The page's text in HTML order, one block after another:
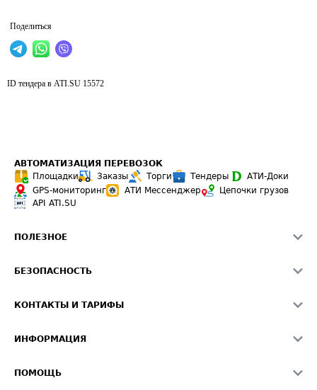
Поделиться
ID тендера в ATI.SU 15572
АВТОМАТИЗАЦИЯ ПЕРЕВОЗОК
Площадки
Заказы Торги Тендеры
АТИ-Доки
GPS-мониторинг
АТИ Мессенджер
Цепочки грузов
API ATI.SU
ПОЛЕЗНОЕ
Звезды ATI.SU на вашем сайте
Средние ставки
БЕЗОПАСНОСТЬ
Светофор+
О формировании Паспорта
КОНТАКТЫ И ТАРИФЫ
Реклама на сайте
ИНФОРМАЦИЯ
ПОМОЩЬ